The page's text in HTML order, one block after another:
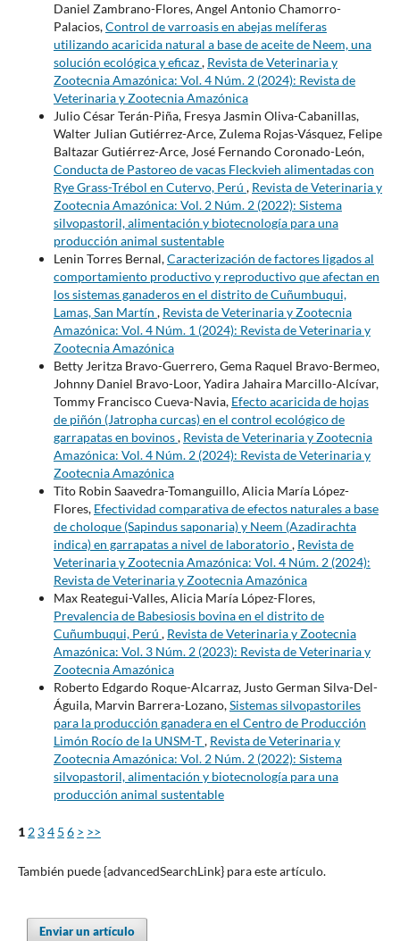
Daniel Zambrano-Flores, Angel Antonio Chamorro-
Palacios,Control de varroasis en abejas melíferas
utilizando acaricida natural a base de aceite de Neem, una
solución ecológica y eficaz, Revista de Veterinaria y
Zootecnia Amazónica: Vol. 4 Núm. 2 (2024): Revista de
Veterinaria y Zootecnia Amazónica
Julio César Terán-Piña, Fresya Jasmin Oliva-Cabanillas,
Walter Julian Gutiérrez-Arce, Zulema Rojas-Vásquez, Felipe
Baltazar Gutiérrez-Arce, José Fernando Coronado-León,
Conducta de Pastoreo de vacas Fleckvieh alimentadas con
Rye Grass-Trébol en Cutervo, Perú , Revista de Veterinaria y
Zootecnia Amazónica: Vol. 2 Núm. 2 (2022): Sistema
silvopastoril, alimentación y biotecnología para una
producción animal sustentable
Lenin Torres Bernal,Caracterización de factores ligados al
comportamiento productivo y reproductivo que afectan en
los sistemas ganaderos en el distrito de Cuñumbuqui,
Lamas, San Martín , Revista de Veterinaria y Zootecnia
Amazónica: Vol. 4 Núm. 1 (2024): Revista de Veterinaria y
Zootecnia Amazónica
Betty Jeritza Bravo-Guerrero, Gema Raquel Bravo-Bermeo,
Johnny Daniel Bravo-Loor, Yadira Jahaira Marcillo-Alcívar,
Tommy Francisco Cueva-Navia, Efecto acaricida de hojas
de piñón (Jatropha curcas) en el control ecológico de
garrapatas en bovinos, Revista de Veterinaria y Zootecnia
Amazónica: Vol. 4 Núm. 2 (2024): Revista de Veterinaria y
Zootecnia Amazónica
Tito Robin Saavedra-Tomanguillo, Alicia María López-
Flores, Efectividad comparativa de efectos naturales a base
de choloque (Sapindus saponaria) y Neem (Azadirachta
indica) en garrapatas a nivel de laboratorio, Revista de
Veterinaria y Zootecnia Amazónica: Vol. 4 Núm. 2 (2024):
Revista de Veterinaria y Zootecnia Amazónica
Max Reategui-Valles, Alicia María López-Flores,
Prevalencia de Babesiosis bovina en el distrito de
Cuñumbuqui, Perú , Revista de Veterinaria y Zootecnia
Amazónica: Vol. 3 Núm. 2 (2023): Revista de Veterinaria y
Zootecnia Amazónica
Roberto Edgardo Roque-Alcarraz, Justo German Silva-Del-
Águila, Marvin Barrera-Lozano,Sistemas silvopastoriles
para la producción ganadera en el Centro de Producción
Limón Rocío de la UNSM-T, Revista de Veterinaria y
Zootecnia Amazónica: Vol. 2 Núm. 2 (2022): Sistema
silvopastoril, alimentación y biotecnología para una
producción animal sustentable
1 2 34 5 6 > >>
También puede {advancedSearchLink} para este artículo.
Enviar un artículo